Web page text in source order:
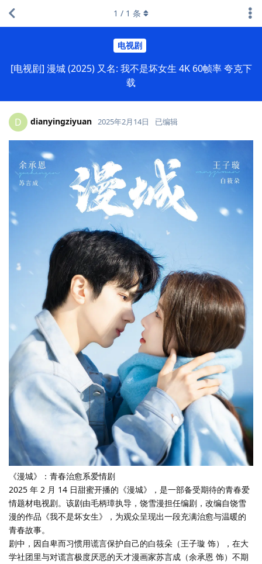
电视剧
[电视剧] 漫城 (2025) 又名: 我不是坏女生 4K 60帧率 夸克下
载
1 / 1 条
D dianyingziyuan 2025年2月14日 已编辑
《漫城》：青春治愈系爱情剧
2025 年 2 月 14 日甜蜜开播的《漫城》，是一部备受期待的青春爱
情题材电视剧。该剧由毛柄璋执导，饶雪漫担任编剧，改编自饶雪
漫的作品《我不是坏女生》，为观众呈现出一段充满治愈与温暖的
青春故事。
剧中，因自卑而习惯用谎言保护自己的白筱朵（王子璇 饰），在大
学社团里与对谎言极度厌恶的天才漫画家苏言成（余承恩 饰）不期